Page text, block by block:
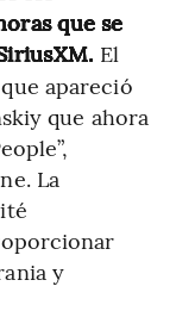
que se
El
apareció
que ahora
La
y